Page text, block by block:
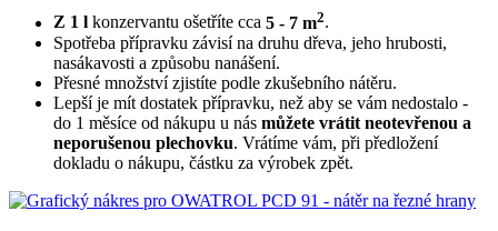
Z 1 l konzervantu ošetříte cca 5 - 7 m2.
Spotřeba přípravku závisí na druhu dřeva, jeho hrubosti,
nasákavosti a způsobu nanášení.
Přesné množství zjistíte podle zkušebního nátěru.
Lepší je mít dostatek přípravku, než aby se vám nedostalo -
do 1 měsíce od nákupu u nás můžete vrátit neotevřenou a
neporušenou plechovku. Vrátíme vám, při předložení
dokladu o nákupu, částku za výrobek zpět.